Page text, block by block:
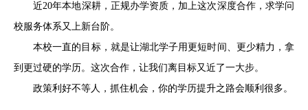
近20年本地深耕，正规办学资质，加上这次深度合作，求学问
校服务体系又上新台阶。
本校一直的目标，就是让湖北学子用更短时间、更少精力，拿
到更过硬的学历。这次合作，让我们离目标又近了一大步。
政策利好不等人，抓住机会，你的学历提升之路会顺利很多。